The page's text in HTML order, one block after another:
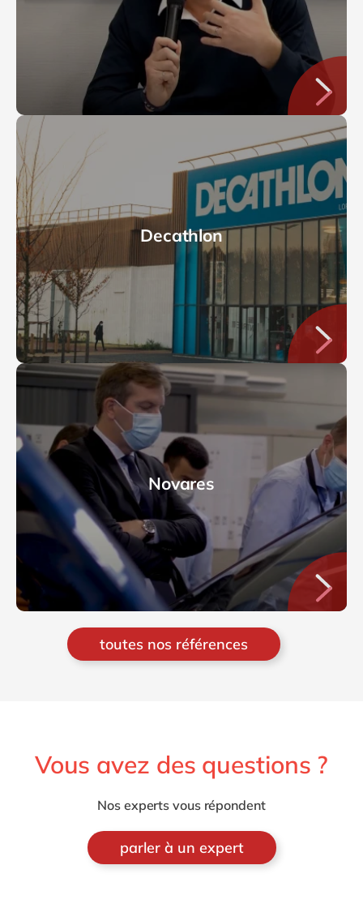
Decathlon
Novares
toutes nos références
Vous avez des questions ?
Nos experts vous répondent
parler à un expert